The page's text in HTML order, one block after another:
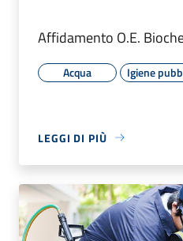
Affidamento O.E.
Acqua Igiene
LEGGI DI PIÙ